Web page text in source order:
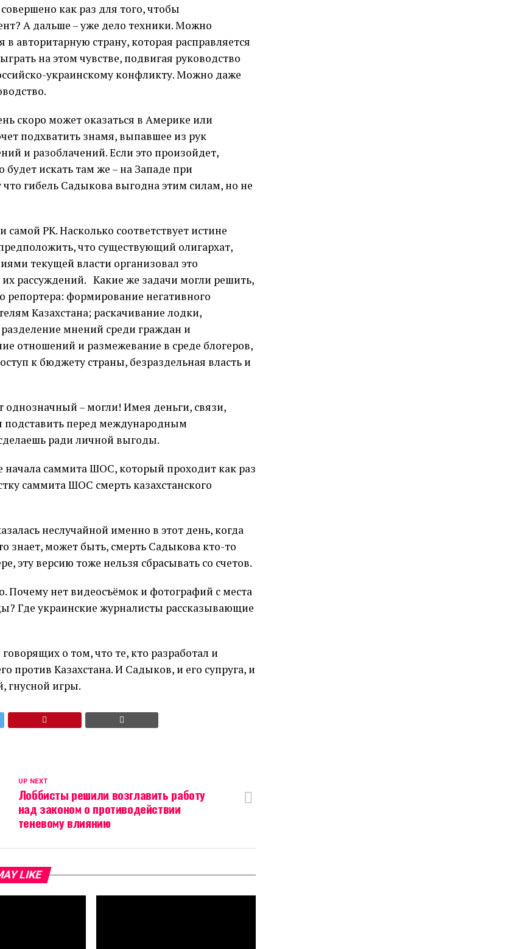
как раз для того, чтобы
А дальше – уже дело техники. Можно
авторитарную страну, которая расправляется
на этом чувстве, подвигая руководство
украинскому конфликту. Можно даже
скоро может оказаться в Америке или
подхватить знамя, выпавшее из рук
и разоблачений. Если это произойдет,
искать там же – на Западе при
гибель Садыкова выгодна этим силам, но не
РК. Насколько соответствует истине
что существующий олигархат,
текущей власти организовал это
рассуждений. Какие же задачи могли решить,
репортера: формирование негативного
Казахстана; раскачивание лодки,
мнений среди граждан и
отношений и размежевание в среде блогеров,
к бюджету страны, безраздельная власть и
однозначный – могли! Имея деньги, связи,
подставить перед международным
ради личной выгоды.
начала саммита ШОС, который проходит как раз
саммита ШОС смерть казахстанского
неслучайной именно в этот день, когда
знает, может быть, смерть Садыкова кто-то
эту версию тоже нельзя сбрасывать со счетов.
нет видеосъёмок и фотографий с места
Где украинские журналисты рассказывающие
о том, что те, кто разработал и
против Казахстана. И Садыков, и его супруга, и
гнусной игры.
UP NEXT
Лоббисты решили возглавить работу
над законом о противодействии
теневому влиянию
LIKE